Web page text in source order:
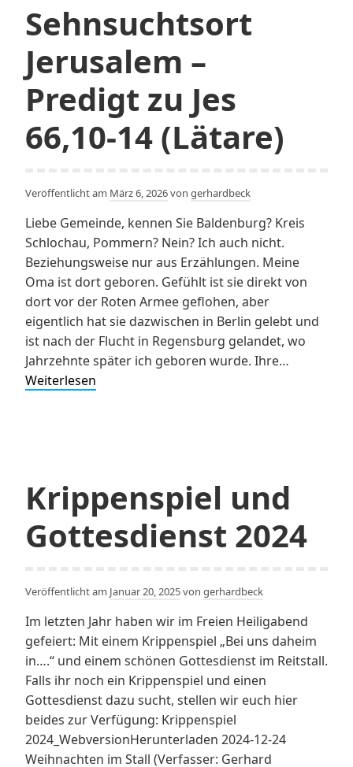
Sehnsuchtsort
Jerusalem –
Predigt zu Jes
66,10-14 (Lätare)
Veröffentlicht am März 6, 2026von gerhardbeck
Liebe Gemeinde, kennen Sie Baldenburg? Kreis
Schlochau, Pommern? Nein? Ich auch nicht.
Beziehungsweise nur aus Erzählungen. Meine
Oma ist dort geboren. Gefühlt ist sie direkt von
dort vor der Roten Armee geflohen, aber
eigentlich hat sie dazwischen in Berlin gelebt und
ist nach der Flucht in Regensburg gelandet, wo
Jahrzehnte später ich geboren wurde. Ihre…
Weiterlesen
66,10-
14
(Lätare)
Krippenspiel und
Gottesdienst 2024
Veröffentlicht am Januar 20, 2025von gerhardbeck
Im letzten Jahr haben wir im Freien Heiligabend
gefeiert: Mit einem Krippenspiel „Bei uns daheim
in….“ und einem schönen Gottesdienst im Reitstall.
Falls ihr noch ein Krippenspiel und einen
Gottesdienst dazu sucht, stellen wir euch hier
beides zur Verfügung: Krippenspiel
2024_WebversionHerunterladen 2024-12-24
Weihnachten im Stall (Verfasser: Gerhard